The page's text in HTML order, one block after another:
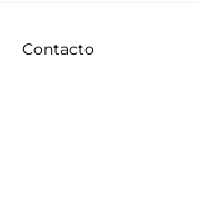
Contacto